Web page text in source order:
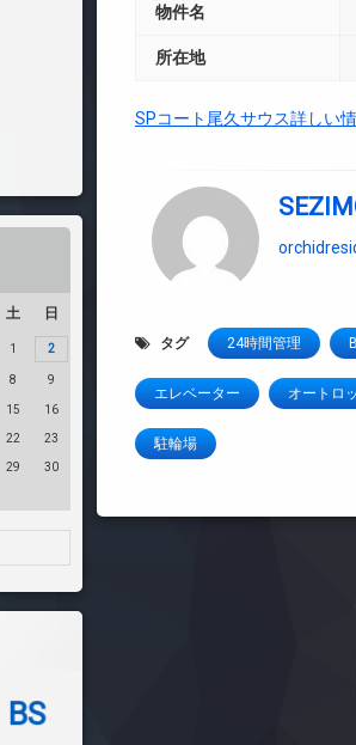
物件名
所在地
SPコート尾久サウス詳しい
タグ 24時間管理
エレベーター オートロ
駐輪場
土 日
1 2
8 9
15 16
22 23
29 30
BS